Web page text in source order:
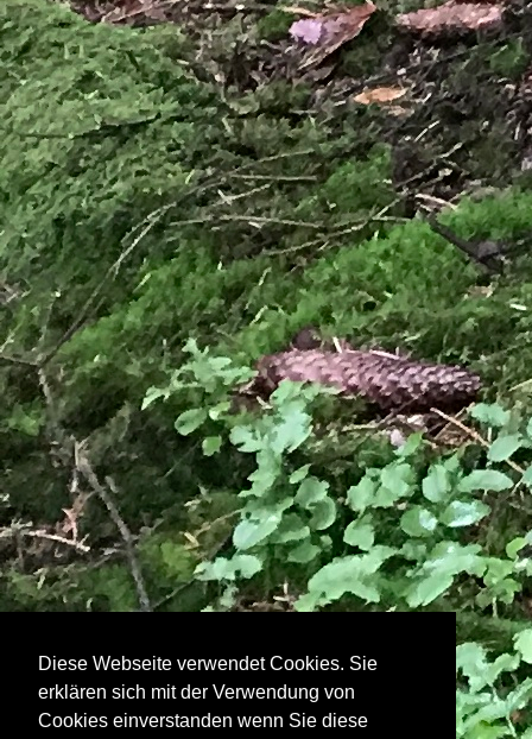
Diese Webseite verwendet Cookies. Sie
erklären sich mit der Verwendung von
Cookies einverstanden wenn Sie diese